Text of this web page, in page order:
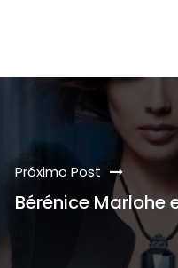
Próximo Post
Bérénice